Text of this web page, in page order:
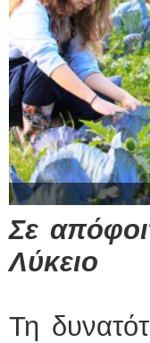
Σε
Λύκειο
Τη